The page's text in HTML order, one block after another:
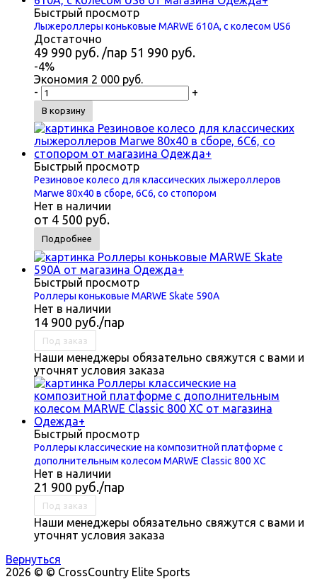
Быстрый просмотр
Лыжероллеры коньковые MARWE 610A, с колесом US6
Достаточно
49 990 руб. /пар 51 990 руб.
-4%
Экономия 2 000 руб.
-
+
В корзину
Быстрый просмотр
Резиновое колесо для классических лыжероллеров
Marwe 80x40 в сборе, 6С6, со стопором
Нет в наличии
от 4 500 руб.
Подробнее
Быстрый просмотр
Роллеры коньковые MARWE Skate 590A
Нет в наличии
14 900 руб./пар
Под заказ
Наши менеджеры обязательно свяжутся с вами и
уточнят условия заказа
Быстрый просмотр
Роллеры классические на композитной платформе с
дополнительным колесом MARWE Classic 800 XC
Нет в наличии
21 900 руб./пар
Под заказ
Наши менеджеры обязательно свяжутся с вами и
уточнят условия заказа
Вернуться
2026 © © CrossCountry Elite Sports